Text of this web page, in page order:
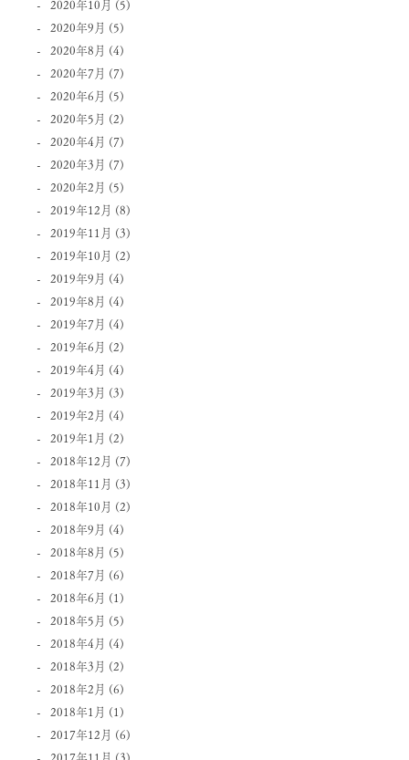
2020年10月 (5)
2020年9月 (5)
2020年8月 (4)
2020年7月 (7)
2020年6月 (5)
2020年5月 (2)
2020年4月 (7)
2020年3月 (7)
2020年2月 (5)
2019年12月 (8)
2019年11月 (3)
2019年10月 (2)
2019年9月 (4)
2019年8月 (4)
2019年7月 (4)
2019年6月 (2)
2019年4月 (4)
2019年3月 (3)
2019年2月 (4)
2019年1月 (2)
2018年12月 (7)
2018年11月 (3)
2018年10月 (2)
2018年9月 (4)
2018年8月 (5)
2018年7月 (6)
2018年6月 (1)
2018年5月 (5)
2018年4月 (4)
2018年3月 (2)
2018年2月 (6)
2018年1月 (1)
2017年12月 (6)